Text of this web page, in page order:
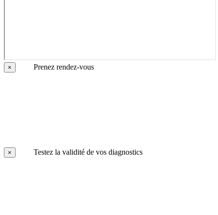
× Prenez rendez-vous
× Testez la validité de vos diagnostics